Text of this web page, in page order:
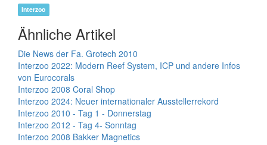
Interzoo
Ähnliche Artikel
Die News der Fa. Grotech 2010
Interzoo 2022: Modern Reef System, ICP und andere Infos
von Eurocorals
Interzoo 2008 Coral Shop
Interzoo 2024: Neuer internationaler Ausstellerrekord
Interzoo 2010 - Tag 1 - Donnerstag
Interzoo 2012 - Tag 4- Sonntag
Interzoo 2008 Bakker Magnetics